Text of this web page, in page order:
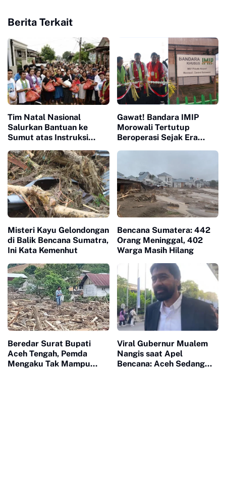
Berita Terkait
Tim Natal Nasional
Salurkan Bantuan ke
Sumut atas Instruksi
Pengungsi Semua Agama
Gawat! Bandara IMIP
Morowali Tertutup
Beroperasi Sejak Era
Misteri Kayu Gelondongan
di Balik Bencana Sumatra,
Ini Kata Kemenhut
Bencana Sumatera: 442
Orang Meninggal, 402
Warga Masih Hilang
Beredar Surat Bupati
Aceh Tengah, Pemda
Mengaku Tak Mampu
Viral Gubernur Mualem
Nangis saat Apel
Bencana: Aceh Sedang